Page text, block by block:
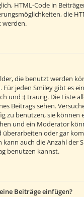
HTML-Code in
die
werden.
die benutzt werden
Für jeden Smiley gibt es
und :( traurig. Die Liste
Beitrags sehen.
zu benutzen, sie können
und ein Moderator
überarbeiten oder gar
auch die Anzahl der
benutzen kannst.
Beiträge einfügen?